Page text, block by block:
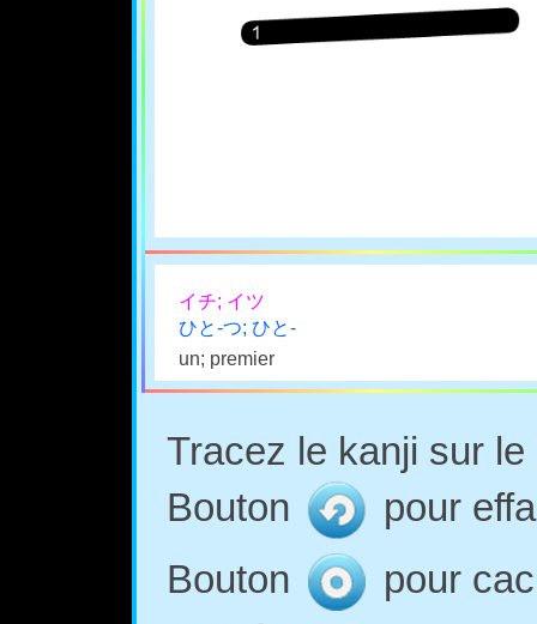
イチ; イツ
ひと-つ; ひと-
un; premier
Tracez le kanji sur
Bouton
pour
Bouton
pour